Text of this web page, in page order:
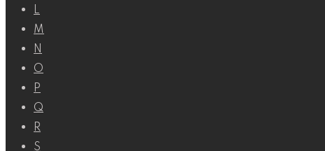
L
M
N
O
P
Q
R
S